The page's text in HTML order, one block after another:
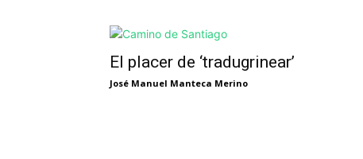
El placer de ‘tradugrinear’
José Manuel Manteca Merino